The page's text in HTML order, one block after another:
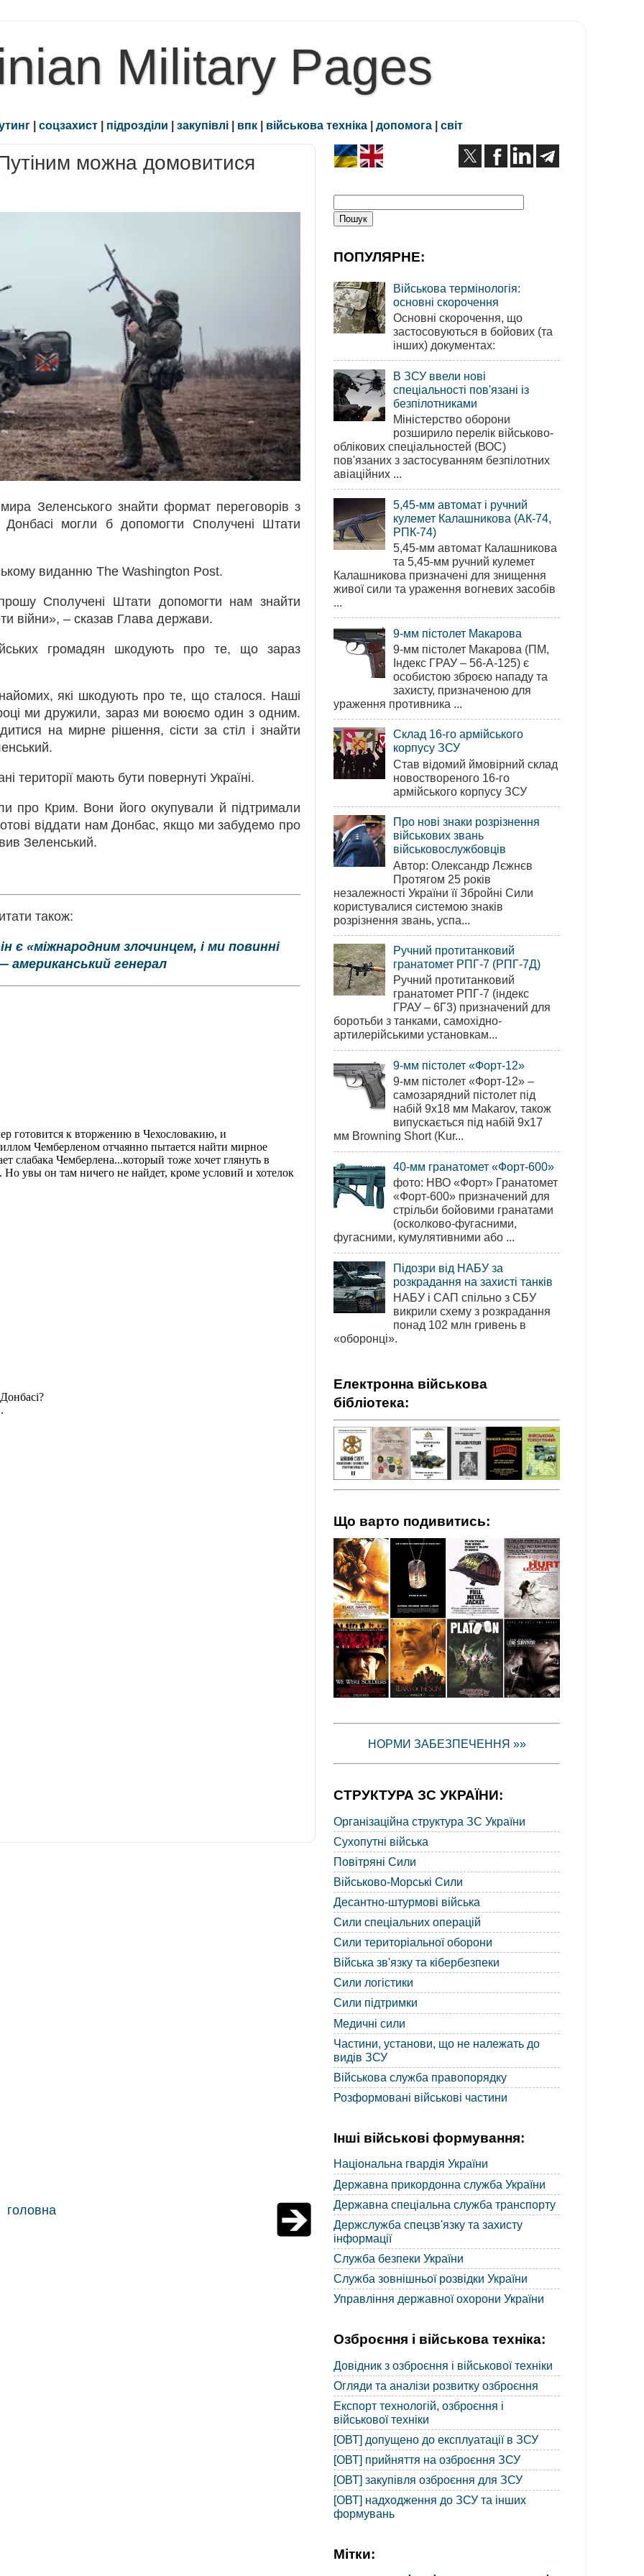
Military Pages
| соцзахист | підрозділи | закупівлі | впк | військова техніка | допомога | світ
можна домовитися
Зеленського знайти формат переговорів з
могли б допомогти Сполучені Штати
виданню The Washington Post.
Сполучені Штати допомогти нам знайти
війни», – сказав Глава держави.
громадян шкодують про те, що зараз
які шкодують про те, що сталося. Наші
ми дружили, зараз ми воюємо один з одним.
на мирне рішення, сісти за стіл і знайти
території мають бути повернуті Україні.
про Крим. Вони його окупували й підтримали
віддати нам Донбас, якщо ми забудемо про
Зеленський.
також:
є «міжнародним злочинцем, і ми повинні
американський генерал
головна
ПОПУЛЯРНЕ:
Військова термінологія:
основні скорочення
Основні скорочення, що
застосовуються в бойових (та
інших) документах:
В ЗСУ ввели нові
спеціальності пов'язані із
безпілотниками
Міністерство оборони
розширило перелік військово-
облікових спеціальностей (ВОС)
пов'язаних з застосуванням безпілотних
авіаційних ...
5,45-мм автомат і ручний
кулемет Калашникова (АК-74,
РПК-74)
5,45-мм автомат Калашникова
та 5,45-мм ручний кулемет
Калашникова призначені для знищення
живої сили та ураження вогневих засобів
...
9-мм пістолет Макарова
9-мм пістолет Макарова (ПМ,
Індекс ГРАУ – 56-А-125) є
особистою зброєю нападу та
захисту, призначеною для
ураження противника ...
Склад 16-го армійського
корпусу ЗСУ
Став відомий ймовірний склад
новоствореного 16-го
армійського корпусу ЗСУ
Про нові знаки розрізнення
військових звань
військовослужбовців
Автор: Олександр Лєжнєв
Протягом 25 років
незалежності України її Збройні Сили
користувалися системою знаків
розрізнення звань, успа...
Ручний протитанковий
гранатомет РПГ-7 (РПГ-7Д)
Ручний протитанковий
гранатомет РПГ-7 (індекс
ГРАУ – 6Г3) призначений для
боротьби з танками, самохідно-
артилерійськими установкам...
9-мм пістолет «Форт-12»
9-мм пістолет «Форт-12» –
самозарядний пістолет під
набій 9х18 мм Makarov, також
випускається під набій 9х17
мм Browning Short (Kur...
40-мм гранатомет «Форт-600»
фото: НВО «Форт» Гранатомет
«Форт-600» призначений для
стрільби бойовими гранатами
(осколково-фугасними,
фугасними, кумулятивними або ...
Підозри від НАБУ за
розкрадання на захисті танків
НАБУ і САП спільно з СБУ
викрили схему з розкрадання
понад 102 млн гривень в
«оборонці».
Електронна військова
бібліотека:
Що варто подивитись:
НОРМИ ЗАБЕЗПЕЧЕННЯ »»
СТРУКТУРА ЗС УКРАЇНИ:
Організаційна структура ЗС України
Сухопутні війська
Повітряні Сили
Військово-Морські Сили
Десантно-штурмові війська
Сили спеціальних операцій
Сили територіальної оборони
Війська зв'язку та кібербезпеки
Сили логістики
Сили підтримки
Медичні сили
Частини, установи, що не належать до
видів ЗСУ
Військова служба правопорядку
Розформовані військові частини
Інші військові формування:
Національна гвардія України
Державна прикордонна служба України
Державна спеціальна служба транспорту
Держслужба спецзв'язку та захисту
інформації
Служба безпеки України
Служба зовнішньої розвідки України
Управління державної охорони України
Озброєння і військова техніка:
Довідник з озброєння і військової техніки
Огляди та аналізи розвитку озброєння
Експорт технологій, озброєння і
військової техніки
[ОВТ] допущено до експлуатації в ЗСУ
[ОВТ] прийняття на озброєння ЗСУ
[ОВТ] закупівля озброєння для ЗСУ
[ОВТ] надходження до ЗСУ та інших
формувань
Мітки: